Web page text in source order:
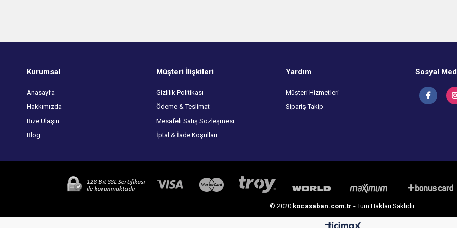
Kurumsal
Anasayfa
Hakkımızda
Bize Ulaşın
Blog
Müşteri İlişkileri
Gizlilik Politikası
Ödeme & Teslimat
Mesafeli Satış Sözleşmesi
İptal & İade Koşulları
Yardım
Müşteri Hizmetleri
Sipariş Takip
Sosyal
© 2020 kocasaban.com.tr - Tüm Hakları Saklıdır.